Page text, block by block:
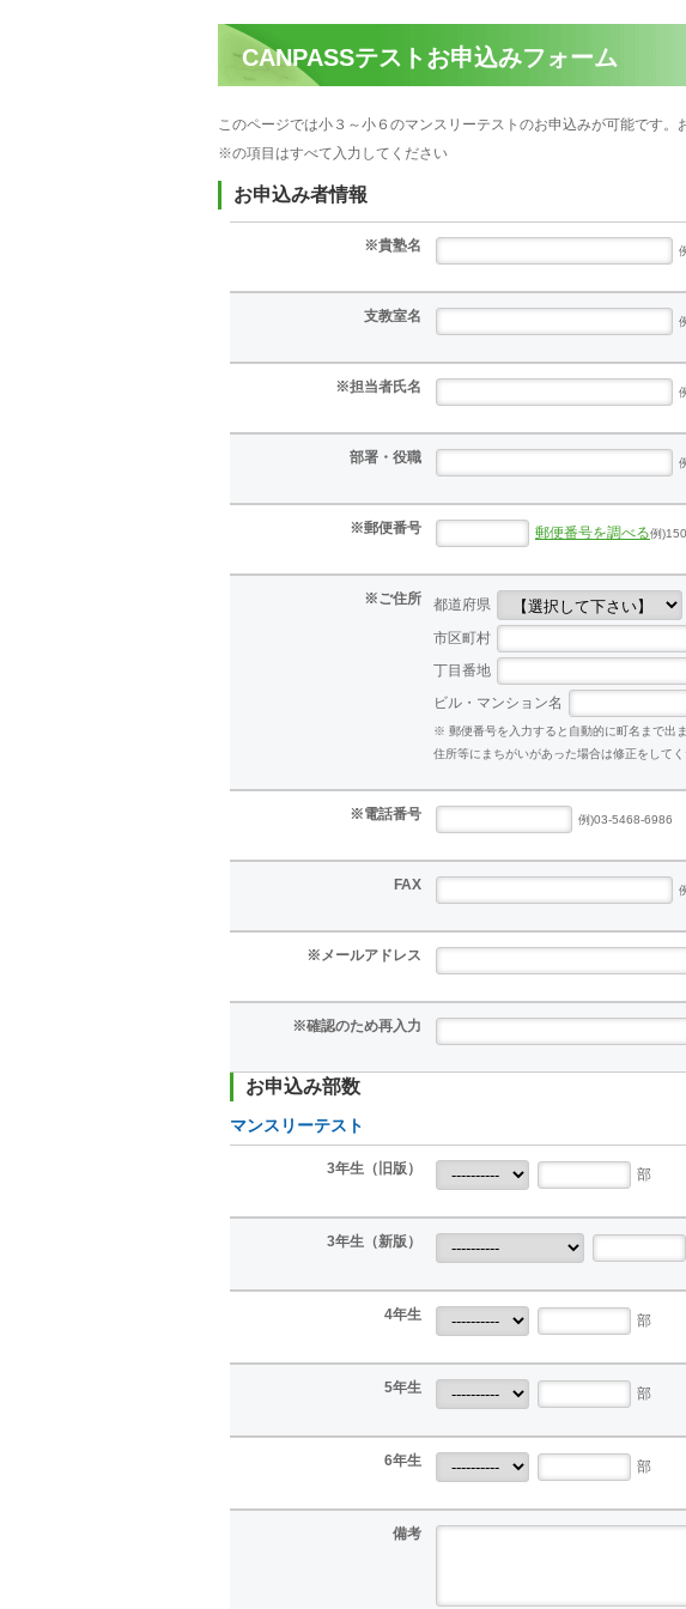
CANPASSテストお申込みフォーム
このページでは小３～小６のマンスリーテストのお申込みが可能です。
※の項目はすべて入力してください
お申込み者情報
※貴塾名
支教室名
※担当者氏名
部署・役職
※郵便番号 郵便番号を調べる例
※ご住所 都道府県
市区町村
丁目番地
ビル・マンション名
※ 郵便番号を入力すると自動的に町名まで出
住所等にまちがいがあった場合は修正をしてく
※電話番号 例)03-5468-6986
FAX
※メールアドレス
※確認のため再入力
お申込み部数
マンスリーテスト
3年生（旧版） 部
3年生（新版）
4年生 部
5年生 部
6年生 部
備考